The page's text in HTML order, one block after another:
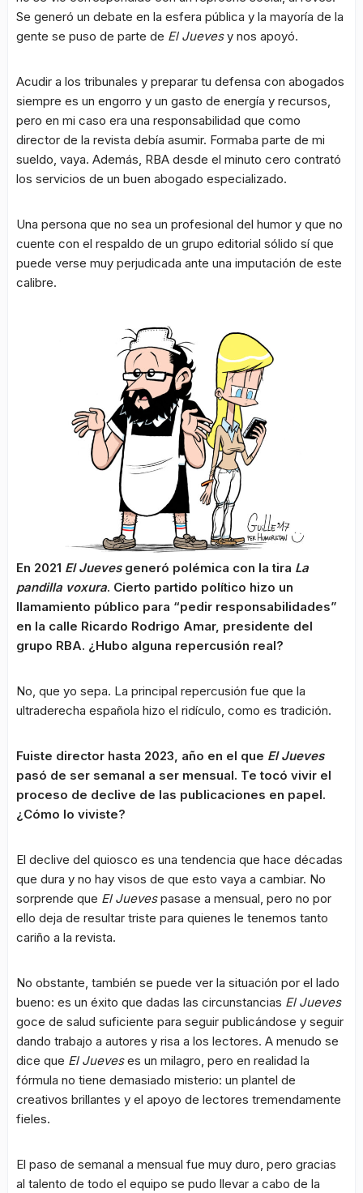
Se generó un debate en la esfera pública y la mayoría de la
gente se puso de parte de El Juevesy nos apoyó.
Acudir a los tribunales y preparar tu defensa con abogados
siempre es un engorro y un gasto de energía y recursos,
pero en mi caso era una responsabilidad que como
director de la revista debía asumir. Formaba parte de mi
sueldo, vaya. Además, RBA desde el minuto cero contrató
los servicios de un buen abogado especializado.
Una persona que no sea un profesional del humor y que no
cuente con el respaldo de un grupo editorial sólido sí que
puede verse muy perjudicada ante una imputación de este
calibre.
En 2021 El Juevesgeneró polémica con la tira La
pandilla voxura. Cierto partido político hizo un
llamamiento público para “pedir responsabilidades”
en la calle Ricardo Rodrigo Amar, presidente del
grupo RBA. ¿Hubo alguna repercusión real?
No, que yo sepa. La principal repercusión fue que la
ultraderecha española hizo el ridículo, como es tradición.
Fuiste director hasta 2023, año en el que El Jueves
pasó de ser semanal a ser mensual. Te tocó vivir el
proceso de declive de las publicaciones en papel.
¿Cómo lo viviste?
El declive del quiosco es una tendencia que hace décadas
que dura y no hay visos de que esto vaya a cambiar. No
sorprende que El Juevespasase a mensual, pero no por
ello deja de resultar triste para quienes le tenemos tanto
cariño a la revista.
No obstante, también se puede ver la situación por el lado
bueno: es un éxito que dadas las circunstancias El Jueves
goce de salud suficiente para seguir publicándose y seguir
dando trabajo a autores y risa a los lectores. A menudo se
dice que El Jueveses un milagro, pero en realidad la
fórmula no tiene demasiado misterio: un plantel de
creativos brillantes y el apoyo de lectores tremendamente
fieles.
El paso de semanal a mensual fue muy duro, pero gracias
al talento de todo el equipo se pudo llevar a cabo de la